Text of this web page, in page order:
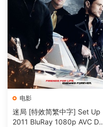
电影
迷局 [特效简繁中字] Set Up
2011 BluRay 1080p AVC DT